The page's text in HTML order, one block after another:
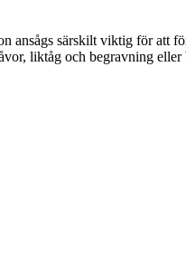
ansågs särskilt viktig för att
liktåg och begravning eller